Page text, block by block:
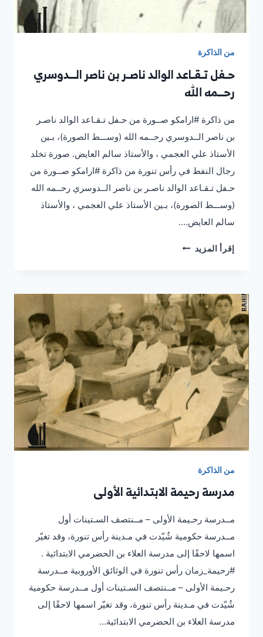
من الذاكرة
حـفل تـقـاعد الوالد ناصـر بن ناصر الــدوسري
رحــمه الله
من ذاكرة #ارامكو صــورة من حـفل تـقـاعد الوالد ناصـر
بن ناصر الــدوسري رحــمه الله (وســـط الصورة)، بـين
الأستاذ علي العجمي ، والأستاذ سالم العايض. صورة تخلد
رجال النفط في رأس تنورة من ذاكرة #ارامكو صــورة من
حـفل تـقـاعد الوالد ناصـر بن ناصر الــدوسري رحــمه الله
(وســـط الصورة)، بـين الأستاذ علي العجمي ، والأستاذ
سالم العايض….
إقرأ المزيد حـفل
بن
ناصر
الــدوسري
رحــمه
الله
من الذاكرة
مدرسة رحيمة الابتدائية الأولى
مــدرسة رحـيمة الأولى – مــنتصف السـتينات أول
مــدرسة حكومية شُيّدت في مـدينة رأس تنورة، وقد تغيّر
اسمها لاحقًا إلى مدرسة العلاء بن الحضرمي الابتدائية .
#رحيمة_زمان رأس تنورة في الوثائق الأوروبية مــدرسة
رحـيمة الأولى – مــنتصف السـتينات أول مــدرسة حكومية
شُيّدت في مـدينة رأس تنورة، وقد تغيّر اسمها لاحقًا إلى
مدرسة العلاء بن الحضرمي الابتدائية…